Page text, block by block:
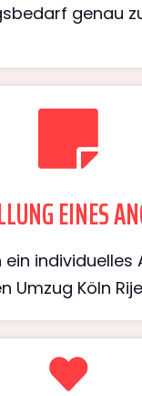
genau
EINES
ein individuelles
Umzug Köln